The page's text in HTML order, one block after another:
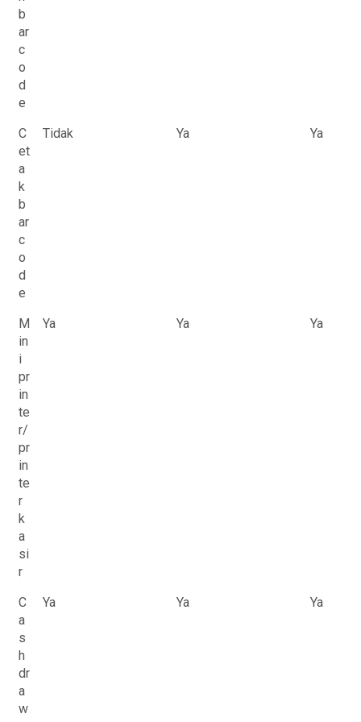
b
ar
c
o
d
e
C
et
a
k
b
ar
c
o
d
e
Tidak Ya Ya
M
in
i
pr
in
te
r/
pr
in
te
r
k
a
si
r
Ya Ya Ya
C
a
s
h
dr
a
w
Ya Ya Ya